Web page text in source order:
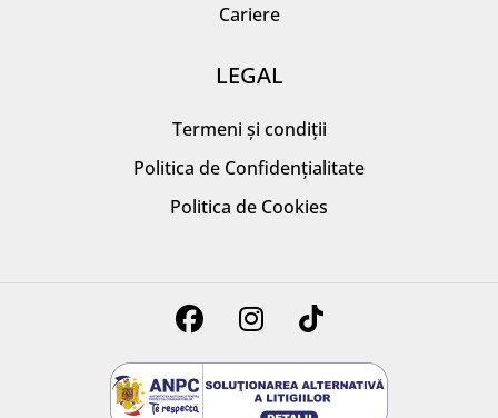
Cariere
LEGAL
Termeni și condiții
Politica de Confidențialitate
Politica de Cookies